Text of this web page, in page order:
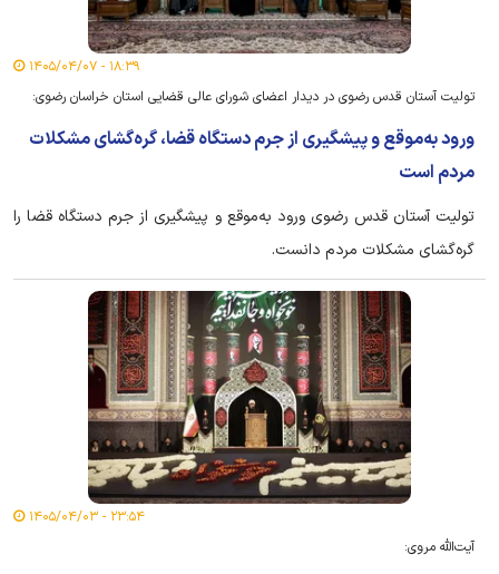
۱۸:۳۹ - ۱۴۰۵/۰۴/۰۷
تولیت آستان قدس رضوی در دیدار اعضای شورای عالی قضایی استان خراسان رضوی:
ورود به‌موقع و پیشگیری از جرم دستگاه قضا، گره‌گشای مشکلات
مردم است
تولیت آستان قدس رضوی ورود به‌موقع و پیشگیری از جرم دستگاه قضا را
گره‌گشای مشکلات مردم دانست.
۲۳:۵۴ - ۱۴۰۵/۰۴/۰۳
آیت‌الله مروی: